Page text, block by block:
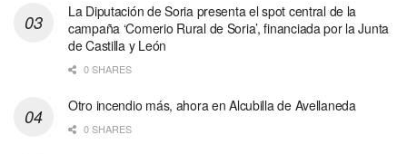
La Diputación de Soria presenta el spot central de la
campaña ‘Comerio Rural de Soria’, financiada por la Junta
de Castilla y León
0 SHARES
Otro incendio más, ahora en Alcubilla de Avellaneda
0 SHARES